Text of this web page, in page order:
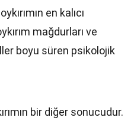
en kalıcı
mağdurları ve
boyu süren psikolojik
bir diğer sonucudur.